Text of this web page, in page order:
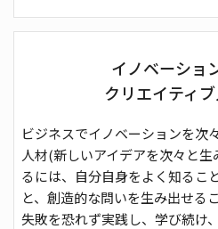
イノベーショ
クリエイティ
ビジネスでイノベーションを次
人材(新しいアイデアを次々と
るには、自分自身をよく知るこ
と、創造的な問いを生み出せる
失敗を恐れず実践し、学び続け